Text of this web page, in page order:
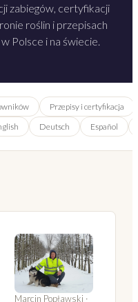
zabiegów, certyfikacji
roślin i przepisach
Polsce i na świecie.
Przepisy i certyfikacja
Deutsch Español
Marcin Popławski ·